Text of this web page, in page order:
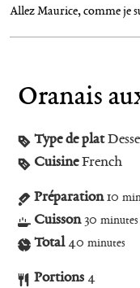
Allez Maurice, comme je
Oranais
Type de plat
CuisineFrench
Préparation10
Cuisson30 minutes
Total 40 minutes
Portions 4